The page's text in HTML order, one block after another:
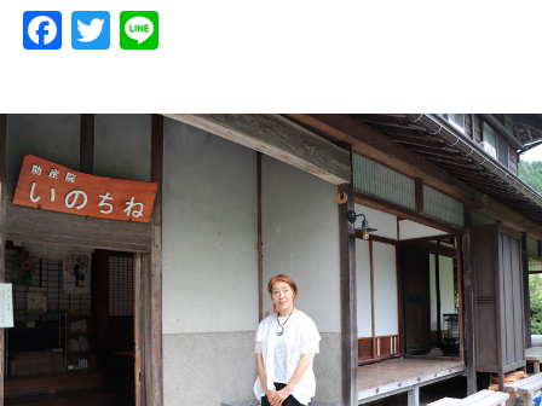
F
a
c
e
b
o
o
k
T
w
itte